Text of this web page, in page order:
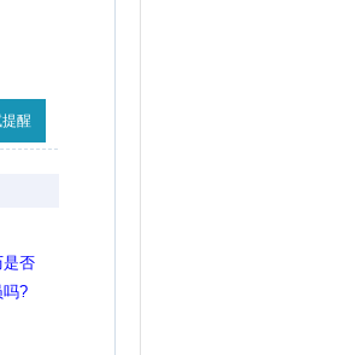
醒
是否
吗?